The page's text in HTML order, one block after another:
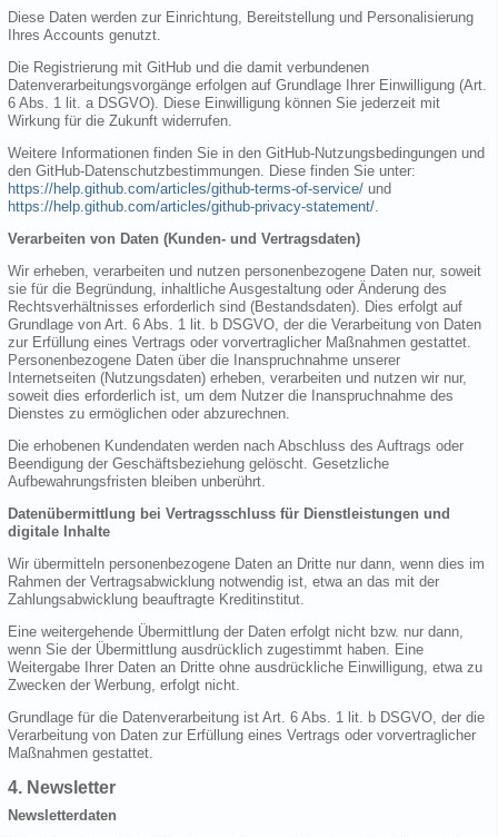
Diese Daten werden zur Einrichtung, Bereitstellung und Personalisierung
Ihres Accounts genutzt.
Die Registrierung mit GitHub und die damit verbundenen
Datenverarbeitungsvorgänge erfolgen auf Grundlage Ihrer Einwilligung (Art.
6 Abs. 1 lit. a DSGVO). Diese Einwilligung können Sie jederzeit mit
Wirkung für die Zukunft widerrufen.
Weitere Informationen finden Sie in den GitHub-Nutzungsbedingungen und
den GitHub-Datenschutzbestimmungen. Diese finden Sie unter:
https://help.github.com/articles/github-terms-of-service/ und
https://help.github.com/articles/github-privacy-statement/.
Verarbeiten von Daten (Kunden- und Vertragsdaten)
Wir erheben, verarbeiten und nutzen personenbezogene Daten nur, soweit
sie für die Begründung, inhaltliche Ausgestaltung oder Änderung des
Rechtsverhältnisses erforderlich sind (Bestandsdaten). Dies erfolgt auf
Grundlage von Art. 6 Abs. 1 lit. b DSGVO, der die Verarbeitung von Daten
zur Erfüllung eines Vertrags oder vorvertraglicher Maßnahmen gestattet.
Personenbezogene Daten über die Inanspruchnahme unserer
Internetseiten (Nutzungsdaten) erheben, verarbeiten und nutzen wir nur,
soweit dies erforderlich ist, um dem Nutzer die Inanspruchnahme des
Dienstes zu ermöglichen oder abzurechnen.
Die erhobenen Kundendaten werden nach Abschluss des Auftrags oder
Beendigung der Geschäftsbeziehung gelöscht. Gesetzliche
Aufbewahrungsfristen bleiben unberührt.
Datenübermittlung bei Vertragsschluss für Dienstleistungen und
digitale Inhalte
Wir übermitteln personenbezogene Daten an Dritte nur dann, wenn dies im
Rahmen der Vertragsabwicklung notwendig ist, etwa an das mit der
Zahlungsabwicklung beauftragte Kreditinstitut.
Eine weitergehende Übermittlung der Daten erfolgt nicht bzw. nur dann,
wenn Sie der Übermittlung ausdrücklich zugestimmt haben. Eine
Weitergabe Ihrer Daten an Dritte ohne ausdrückliche Einwilligung, etwa zu
Zwecken der Werbung, erfolgt nicht.
Grundlage für die Datenverarbeitung ist Art. 6 Abs. 1 lit. b DSGVO, der die
Verarbeitung von Daten zur Erfüllung eines Vertrags oder vorvertraglicher
Maßnahmen gestattet.
4. Newsletter
Newsletterdaten